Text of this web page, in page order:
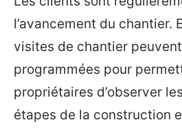
l’avancement du chantier.
visites de chantier
programmées pour
propriétaires d’observer
étapes de la construction